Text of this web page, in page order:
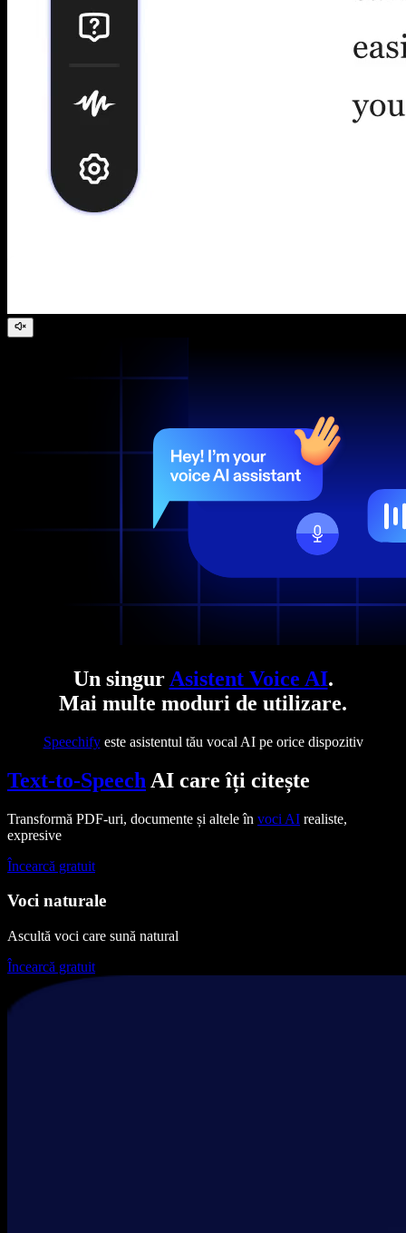
Un singur Asistent Voice AI.
Mai multe moduri de utilizare.
Speechifyeste asistentul tău vocal AI pe orice dispozitiv
Text-to-Speech AI care îți citește
Transformă PDF-uri, documente și altele în voci AI realiste,
expresive
Încearcă gratuit
Voci naturale
Ascultă voci care sună natural
Încearcă gratuit